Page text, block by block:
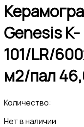
Genesis K-
101/LR/
м2/пал
Количество:
Нет в наличии